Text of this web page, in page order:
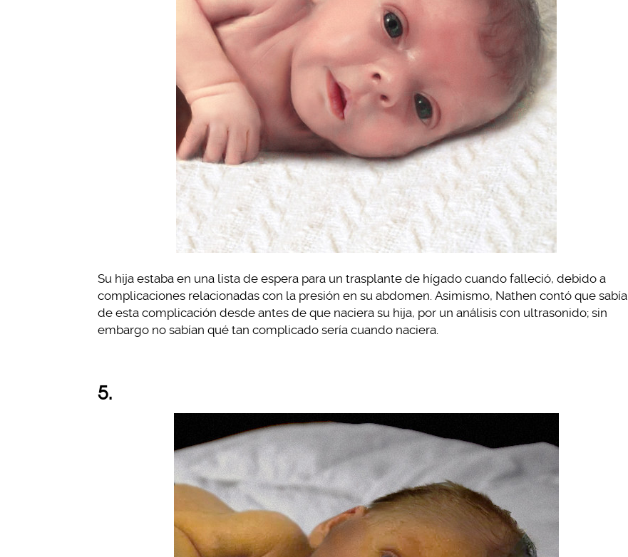
Su hija estaba en una lista de espera para un trasplante de hígado cuando falleció, debido a
complicaciones relacionadas con la presión en su abdomen. Asimismo, Nathen contó que sabía
de esta complicación desde antes de que naciera su hija, por un análisis con ultrasonido; sin
embargo no sabían qué tan complicado sería cuando naciera.
5.